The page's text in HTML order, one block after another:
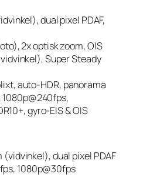
dual pixel PDAF,
2x optisk zoom, OIS
Super Steady
auto-HDR, panorama
gyro-EIS & OIS
(vidvinkel), dual pixel PDAF
1080p@30fps